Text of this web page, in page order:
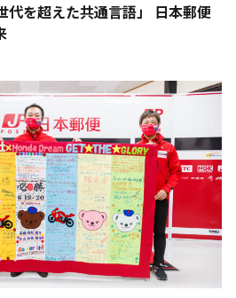
代を超えた共通言語」 日本郵便